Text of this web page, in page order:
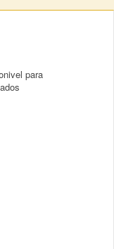
para